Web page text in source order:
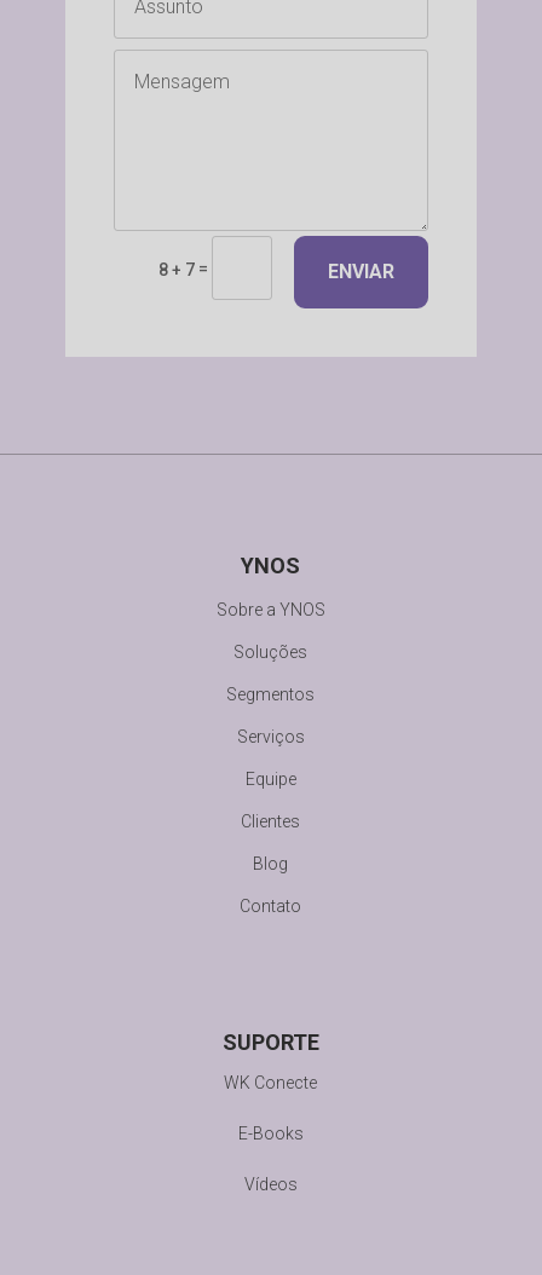
8 + 7 = ENVIAR
YNOS
Sobre a YNOS
Soluções
Segmentos
Serviços
Equipe
Clientes
Blog
Contato
SUPORTE
WK Conecte
E-Books
Vídeos